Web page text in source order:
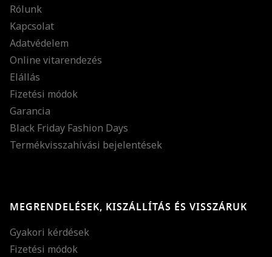
Rólunk
Kapcsolat
Adatvédelem
Online vitarendezés
Elállás
Fizetési módok
Garancia
Black Friday Fashion Days
Termékvisszahívási bejelentések
MEGRENDELÉSEK, KISZÁLLÍTÁS ÉS VISSZÁRUK
Gyakori kérdések
Fizetési módok